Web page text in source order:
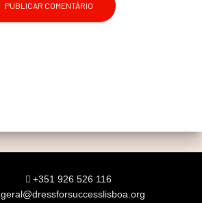
+351 926 526 116
geral@dressforsuccesslisboa.org